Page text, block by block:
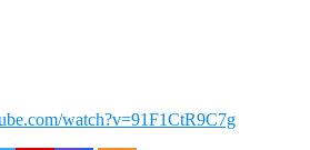
watch?v=91F1CtR9C7g